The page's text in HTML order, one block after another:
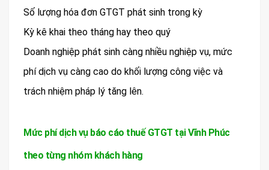
Số lượng hóa đơn GTGT phát sinh trong kỳ
Kỳ kê khai theo tháng hay theo quý
Doanh nghiệp phát sinh càng nhiều nghiệp vụ, mức
phí dịch vụ càng cao do khối lượng công việc và
trách nhiệm pháp lý tăng lên.
Mức phí dịch vụ báo cáo thuế GTGT tại Vĩnh Phúc
theo từng nhóm khách hàng